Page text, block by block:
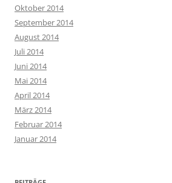
Oktober 2014
September 2014
August 2014
Juli 2014
Juni 2014
Mai 2014
April 2014
März 2014
Februar 2014
Januar 2014